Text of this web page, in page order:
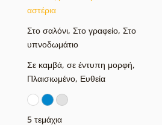
αστέρια
Στο σαλόνι, Στο γραφείο, Στο
υπνοδωμάτιο
Σε καμβά, σε έντυπη μορφή,
Πλαισιωμένο, Ευθεία
5 τεμάχια